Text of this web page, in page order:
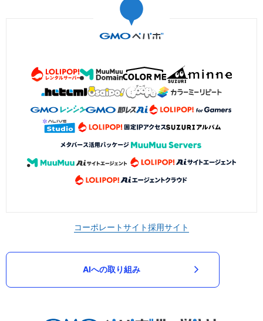
コーポレートサイト採用サイト
AIへの取り組み